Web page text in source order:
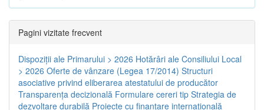
Pagini vizitate frecvent
Dispoziţii ale Primarului > 2026 Hotărâri ale Consiliului Local
> 2026 Oferte de vânzare (Legea 17/2014) Structuri
asociative privind eliberarea atestatului de producător
Transparenţa decizională Formulare cereri tip Strategia de
dezvoltare durabilă Proiecte cu finanţare internaţională